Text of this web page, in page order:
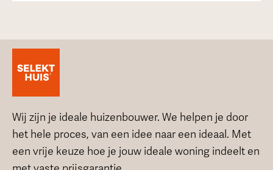
Wij zijn je ideale huizenbouwer. We helpen je door
het hele proces, van een idee naar een ideaal. Met
een vrije keuze hoe je jouw ideale woning indeelt en